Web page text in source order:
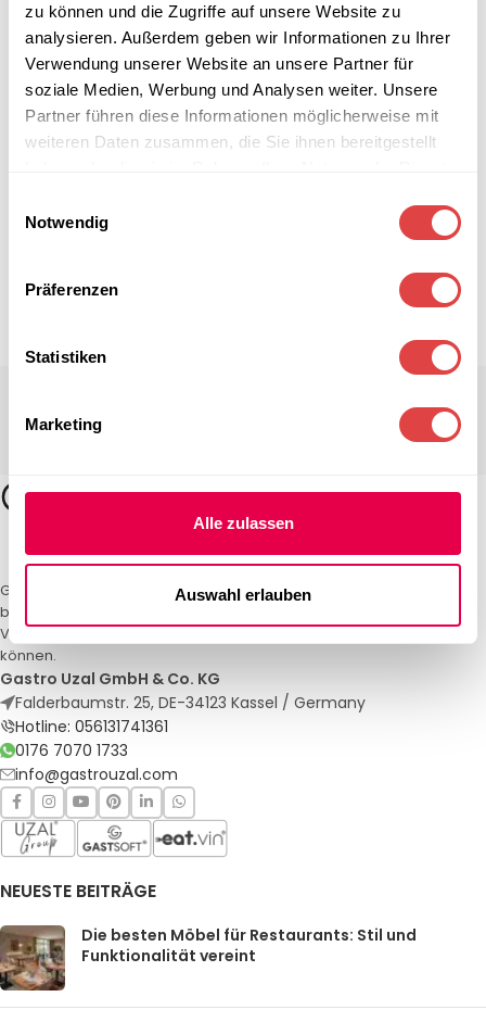
zu können und die Zugriffe auf unsere Website zu
analysieren. Außerdem geben wir Informationen zu Ihrer
Verwendung unserer Website an unsere Partner für
soziale Medien, Werbung und Analysen weiter. Unsere
Partner führen diese Informationen möglicherweise mit
weiteren Daten zusammen, die Sie ihnen bereitgestellt
Notwendig
Präferenzen
Statistiken
Marketing
Alle zulassen
Auswahl erlauben
Gastro Uzal – Ihr Spezialist für Gastronomiemöbel und -textilien. Wir
bieten maßgeschneiderte Lösungen für Restaurants, Hotels und
Veranstaltungen. Qualität und Service, auf die Sie sich verlassen
können.
Gastro Uzal GmbH & Co. KG
Falderbaumstr. 25, DE-34123 Kassel / Germany
Hotline: 056131741361
0176 7070 1733
info@gastrouzal.com
NEUESTE BEITRÄGE
Die besten Möbel für Restaurants: Stil und
Funktionalität vereint